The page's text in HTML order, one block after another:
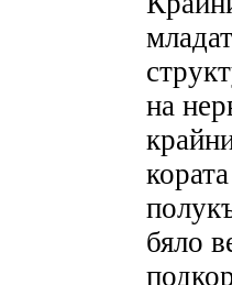
на
бяло